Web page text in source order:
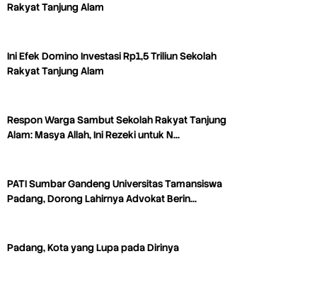
Rakyat Tanjung Alam
Ini Efek Domino Investasi Rp1,5 Triliun Sekolah
Rakyat Tanjung Alam
Respon Warga Sambut Sekolah Rakyat Tanjung
Alam: Masya Allah, Ini Rezeki untuk N…
PATI Sumbar Gandeng Universitas Tamansiswa
Padang, Dorong Lahirnya Advokat Berin…
Padang, Kota yang Lupa pada Dirinya